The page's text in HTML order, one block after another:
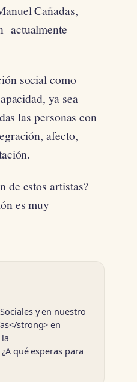
Cañadas,
actualmente
social como
ya sea
las personas con
afecto,
de estos artistas?
es muy
y en nuestro
strong> en
qué esperas para